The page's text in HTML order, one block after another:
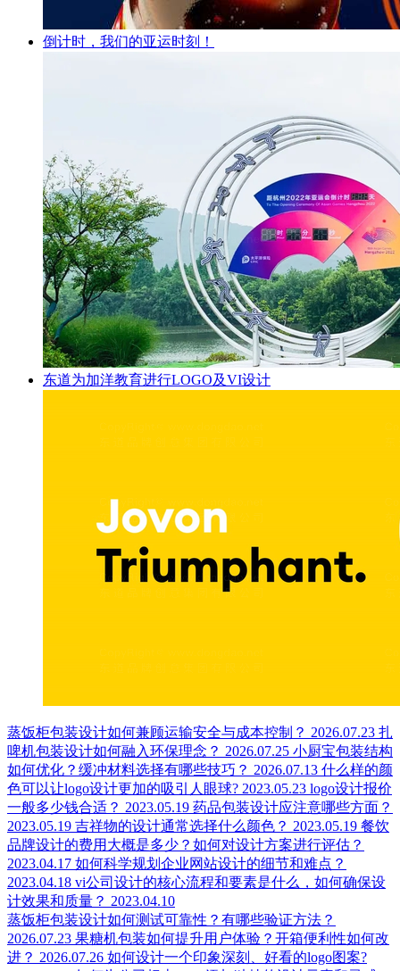
倒计时，我们的亚运时刻！
东道为加洋教育进行LOGO及VI设计
蒸饭柜包装设计如何兼顾运输安全与成本控制？ 2026.07.23 扎
啤机包装设计如何融入环保理念？ 2026.07.25 小厨宝包装结构
如何优化？缓冲材料选择有哪些技巧？ 2026.07.13 什么样的颜
色可以让logo设计更加的吸引人眼球? 2023.05.23 logo设计报价
一般多少钱合适？ 2023.05.19 药品包装设计应注意哪些方面？
2023.05.19 吉祥物的设计通常选择什么颜色？ 2023.05.19 餐饮
品牌设计的费用大概是多少？如何对设计方案进行评估？
2023.04.17 如何科学规划企业网站设计的细节和难点？
2023.04.18 vi公司设计的核心流程和要素是什么，如何确保设
计效果和质量？ 2023.04.10
蒸饭柜包装设计如何测试可靠性？有哪些验证方法？
2026.07.23 果糖机包装如何提升用户体验？开箱便利性如何改
进？ 2026.07.26 如何设计一个印象深刻、好看的logo图案?